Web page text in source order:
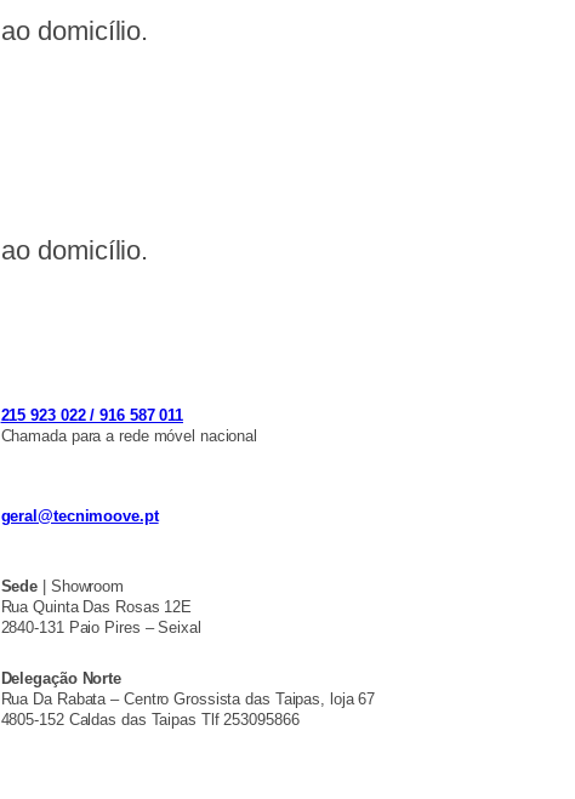
domicílio.
domicílio.
215 923 022 / 916 587 011
Chamada para a rede móvel nacional
geral@tecnimoove.pt
Sede | Showroom
Rua Quinta Das Rosas 12E
2840-131 Paio Pires – Seixal
Delegação Norte
Rua Da Rabata – Centro Grossista das Taipas, loja 67
4805-152 Caldas das Taipas Tlf 253095866